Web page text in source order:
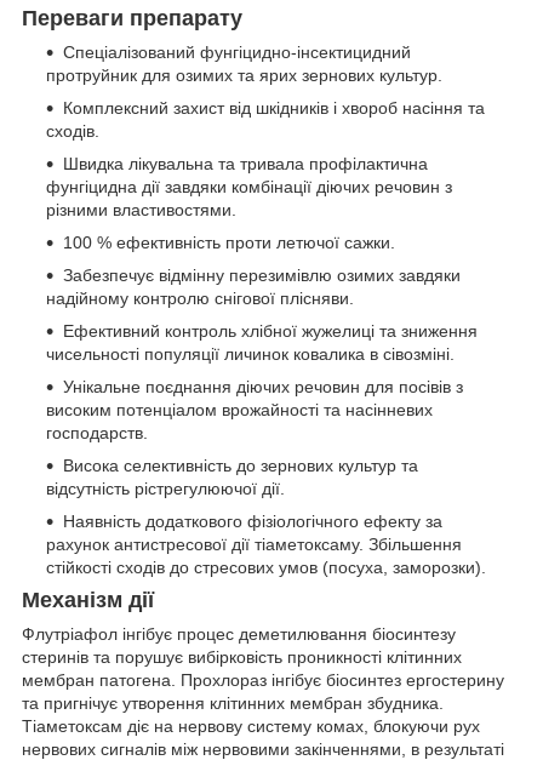
Переваги препарату
Спеціалізований фунгіцидно-інсектицидний
протруйник для озимих та ярих зернових культур.
Комплексний захист від шкідників і хвороб насіння та
сходів.
Швидка лікувальна та тривала профілактична
фунгіцидна дії завдяки комбінації діючих речовин з
різними властивостями.
100 % ефективність проти летючої сажки.
Забезпечує відмінну перезимівлю озимих завдяки
надійному контролю снігової плісняви.
Ефективний контроль хлібної жужелиці та зниження
чисельності популяції личинок ковалика в сівозміні.
Унікальне поєднання діючих речовин для посівів з
високим потенціалом врожайності та насінневих
господарств.
Висока селективність до зернових культур та
відсутність рістрегулюючої дії.
Наявність додаткового фізіологічного ефекту за
рахунок антистресової дії тіаметоксаму. Збільшення
стійкості сходів до стресових умов (посуха, заморозки).
Механізм дії
Флутріафол інгібує процес деметилювання біосинтезу
стеринів та порушує вибірковість проникності клітинних
мембран патогена. Прохлораз інгібує біосинтез ергостерину
та пригнічує утворення клітинних мембран збудника.
Тіаметоксам діє на нервову систему комах, блокуючи рух
нервових сигналів між нервовими закінченнями, в результаті